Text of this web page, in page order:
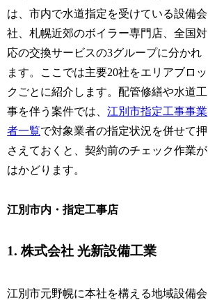
は、市内で水道指定を受けている設備会
社、札幌近郊のボイラー専門店、全国対
応の交換サービスの3グループに分かれ
ます。ここでは主要20社をエリアブロッ
クごとに紹介します。配管修繕や水道工
事を伴う案件では、江別市指定工事事業
者一覧で対象業者の指定状況を併せて押
さえておくと、契約前のチェック作業が
はかどります。
江別市内・指定工事店
1. 株式会社 光新設備工業
江別市元野幌に本社を構える地域設備会